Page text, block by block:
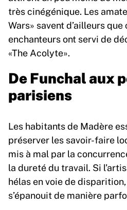
très cinégénique. Les
Wars» savent d’ailleurs
enchanteurs ont servi de
«The Acolyte».
De Funchal aux
parisiens
Les habitants de Madère
préserver les savoir-faire
mis à mal par la
la dureté du travail. Si
hélas en voie de
s’épanouit de manière